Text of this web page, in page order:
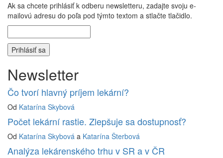
Ak sa chcete prihlásiť k odberu newsletteru, zadajte svoju e-
mailovú adresu do poľa pod týmto textom a stlačte tlačidlo.
Newsletter
Čo tvorí hlavný príjem lekární?
Od Katarína Skybová
Počet lekární rastie. Zlepšuje sa dostupnosť?
Od Katarína Skybová a Katarína Šterbová
Analýza lekárenského trhu v SR a v ČR